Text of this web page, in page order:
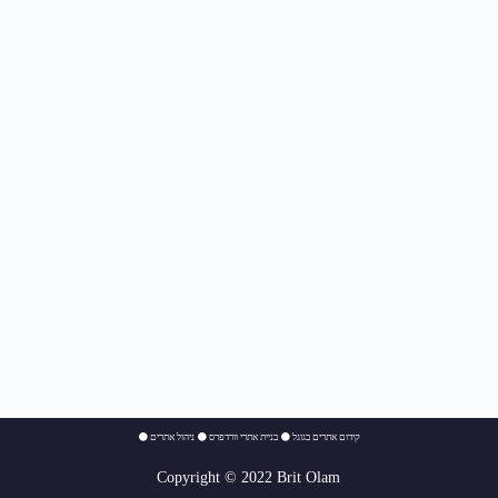
⚫ קידום אתרים בגוגל ⚫בניית אתרי וורדפרס ⚫ניהול אתרים
Copyright © 2022 Brit Olam